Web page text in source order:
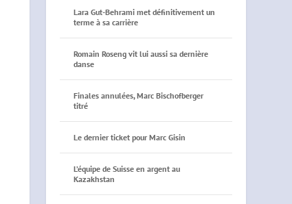
Lara Gut-Behrami met définitivement un
terme à sa carrière
Romain Roseng vit lui aussi sa dernière
danse
Finales annulées, Marc Bischofberger
titré
Le dernier ticket pour Marc Gisin
L’équipe de Suisse en argent au
Kazakhstan